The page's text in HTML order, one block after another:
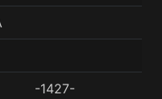
-1427-